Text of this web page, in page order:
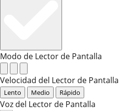
Modo de Lector de Pantalla
Velocidad del Lector de Pantalla
Lento Medio Rápido
Voz del Lector de Pantalla